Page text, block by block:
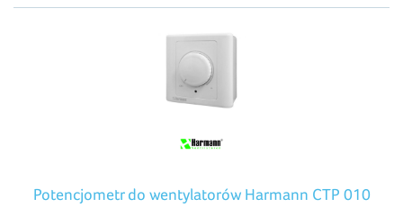
Potencjometr do wentylatorów Harmann CTP 010